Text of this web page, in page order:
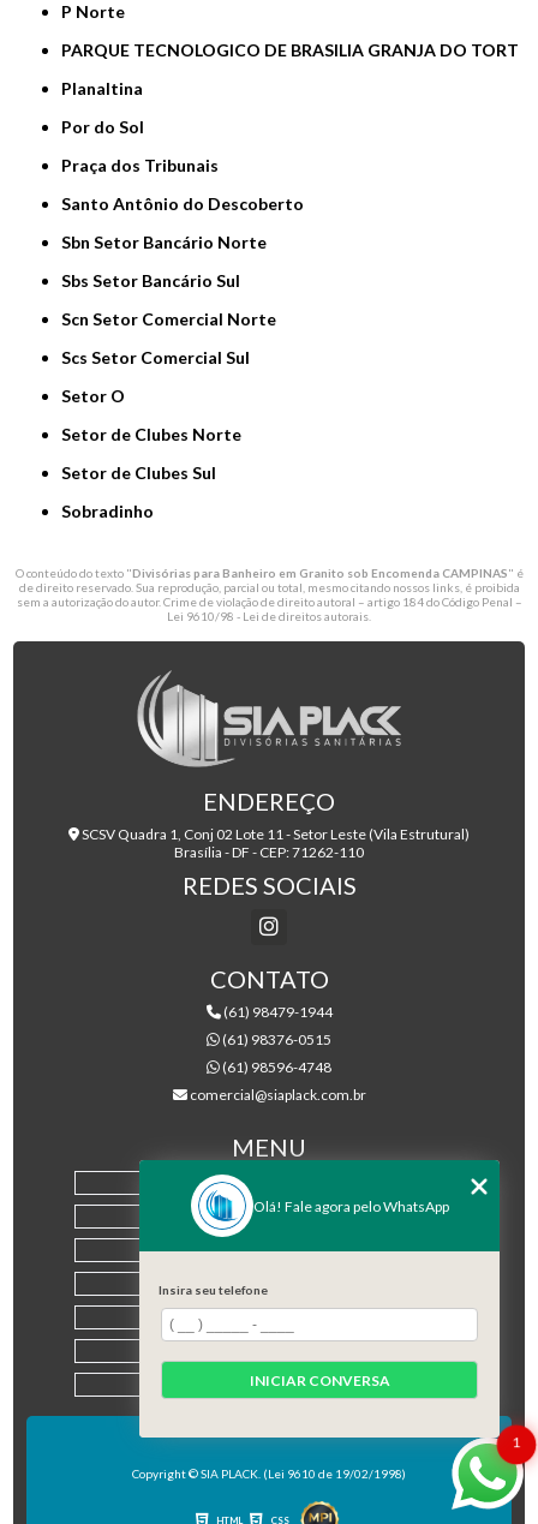
P Norte
PARQUE TECNOLOGICO DE BRASILIA GRANJA DO TORT
Planaltina
Por do Sol
Praça dos Tribunais
Santo Antônio do Descoberto
Sbn Setor Bancário Norte
Sbs Setor Bancário Sul
Scn Setor Comercial Norte
Scs Setor Comercial Sul
Setor O
Setor de Clubes Norte
Setor de Clubes Sul
Sobradinho
O conteúdo do texto "Divisórias para Banheiro em Granito sob Encomenda CAMPINAS" é
de direito reservado. Sua reprodução, parcial ou total, mesmo citando nossos links, é proibida
sem a autorização do autor. Crime de violação de direito autoral – artigo 184 do Código Penal –
Lei 9610/98 - Lei de direitos autorais
ENDEREÇO
SCSV Quadra 1, Conj 02 Lote 11 - Setor Leste (Vila Estrutural)
Brasília - DF - CEP: 71262-110
REDES SOCIAIS
CONTATO
(61) 98479-1944
(61) 98376-0515
(61) 98596-4748
comercial@siaplack.com.br
MENU
EMPRESA
PRODUTOS
MAPA DO SITE
Copyright © SIA PLACK. (Lei 9610 de 19/02/1998)
HTML CSS
1
Olá! Fale agora pelo WhatsApp
Insira seu telefone
INICIAR CONVERSA